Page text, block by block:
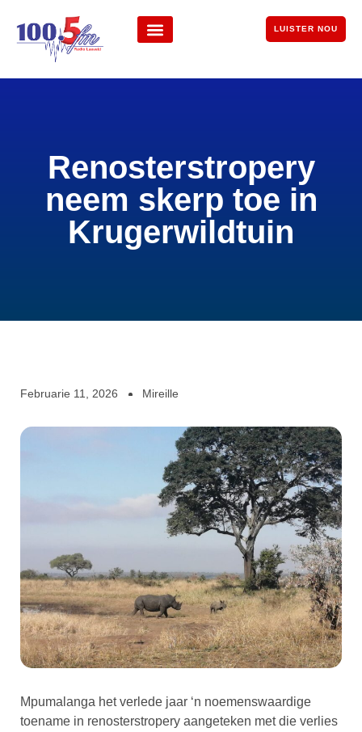
LUISTER NOU
Renosterstropery
neem skerp toe in
Krugerwildtuin
Februarie 11, 2026 Mireille
Mpumalanga het verlede jaar ‘n noemenswaardige
toename in renosterstropery aangeteken met die verlies